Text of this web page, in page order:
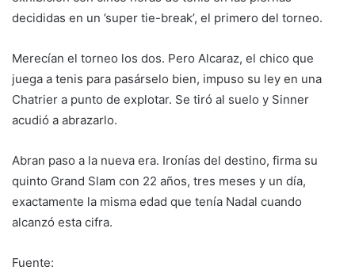
decididas en un ’super tie-break’, el primero del torneo.
Merecían el torneo los dos. Pero Alcaraz, el chico que
juega a tenis para pasárselo bien, impuso su ley en una
Chatrier a punto de explotar. Se tiró al suelo y Sinner
acudió a abrazarlo.
Abran paso a la nueva era. Ironías del destino, firma su
quinto Grand Slam con 22 años, tres meses y un día,
exactamente la misma edad que tenía Nadal cuando
alcanzó esta cifra.
Fuente: